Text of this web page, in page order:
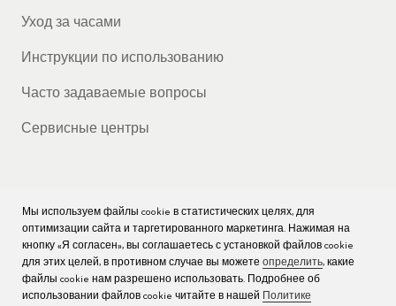
Уход за часами
Инструкции по использованию
Часто задаваемые вопросы
Сервисные центры
КОМПАНИЯ
Вакансии
Пресс
Мы используем файлы cookie в статистических целях, для
оптимизации сайта и таргетированного маркетинга. Нажимая на
кнопку «Я согласен», вы соглашаетесь с установкой файлов cookie
для этих целей, в противном случае вы можете определить, какие
файлы cookie нам разрешено использовать. Подробнее об
использовании файлов cookie читайте в нашей
Политике